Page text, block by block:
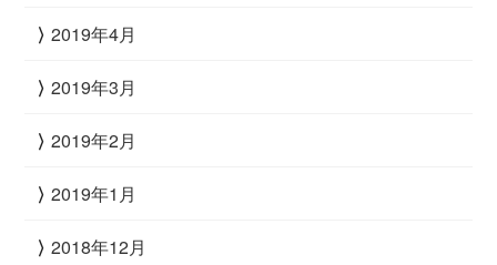
2019年4月
2019年3月
2019年2月
2019年1月
2018年12月